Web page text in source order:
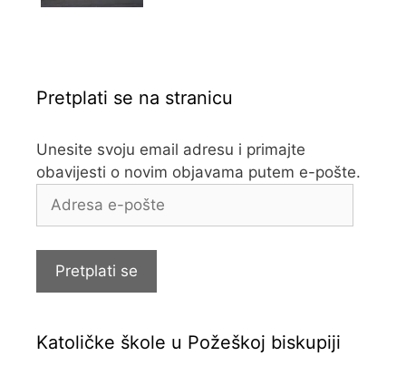
Pretplati se na stranicu
Unesite svoju email adresu i primajte
obavijesti o novim objavama putem e-pošte.
Adresa
Pretplati se
Katoličke škole u Požeškoj biskupiji